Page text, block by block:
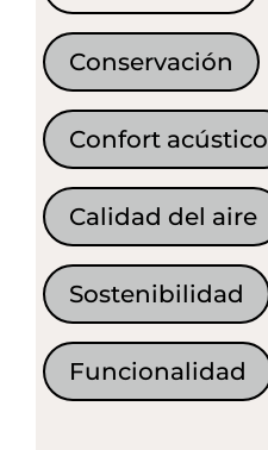
Conservación
Confort acústico
Calidad del aire
Sostenibilidad
Funcionalidad